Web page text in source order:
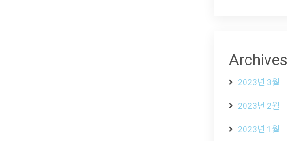
Archives
2023년 3월
2023년 2월
2023년 1월